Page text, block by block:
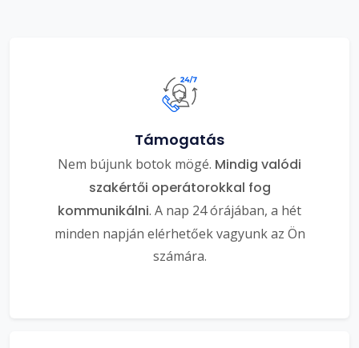
Támogatás
Nem bújunk botok mögé. Mindig valódi
szakértői operátorokkal fog
kommunikálni. A nap 24 órájában, a hét
minden napján elérhetőek vagyunk az Ön
számára.